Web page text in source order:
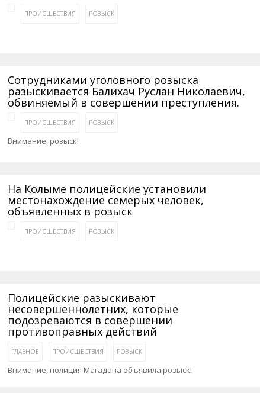
ПРОИСШЕСТВИЯ РОЗЫСК
Сотрудниками уголовного розыска
разыскивается Балихач Руслан Николаевич,
обвиняемый в совершении преступления.
ПРОИСШЕСТВИЯ РОЗЫСК
Внимание, розыск!
На Колыме полицейские установили
местонахождение семерых человек,
объявленных в розыск
ПРОИСШЕСТВИЯ РОЗЫСК
Полицейские разыскивают
несовершеннолетних, которые
подозреваются в совершении
противоправных действий
ГЛАВНОЕ ПРОИСШЕСТВИЯ РОЗЫСК
Внимание, полиция Магадана объявила розыск!